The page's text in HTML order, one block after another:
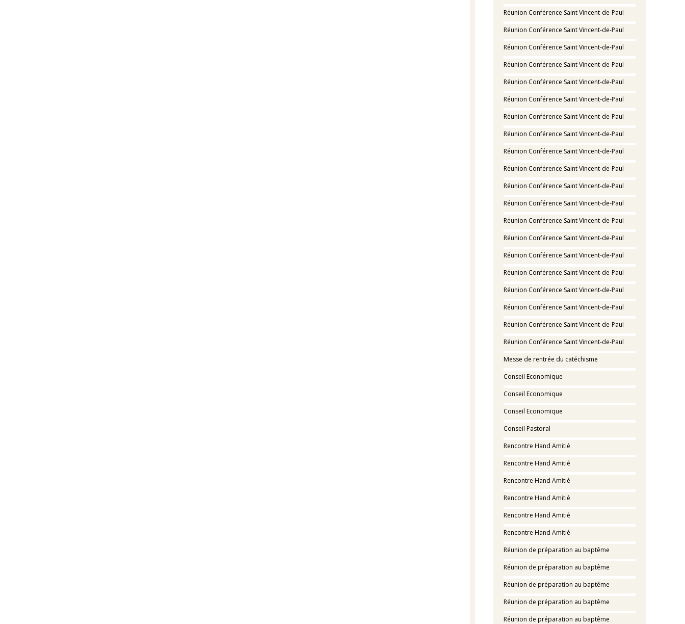
Réunion Conférence Saint Vincent-de-Paul
Réunion Conférence Saint Vincent-de-Paul
Réunion Conférence Saint Vincent-de-Paul
Réunion Conférence Saint Vincent-de-Paul
Réunion Conférence Saint Vincent-de-Paul
Réunion Conférence Saint Vincent-de-Paul
Réunion Conférence Saint Vincent-de-Paul
Réunion Conférence Saint Vincent-de-Paul
Réunion Conférence Saint Vincent-de-Paul
Réunion Conférence Saint Vincent-de-Paul
Réunion Conférence Saint Vincent-de-Paul
Réunion Conférence Saint Vincent-de-Paul
Réunion Conférence Saint Vincent-de-Paul
Réunion Conférence Saint Vincent-de-Paul
Réunion Conférence Saint Vincent-de-Paul
Réunion Conférence Saint Vincent-de-Paul
Réunion Conférence Saint Vincent-de-Paul
Réunion Conférence Saint Vincent-de-Paul
Réunion Conférence Saint Vincent-de-Paul
Réunion Conférence Saint Vincent-de-Paul
Messe de rentrée du catéchisme
Conseil Economique
Conseil Economique
Conseil Economique
Conseil Pastoral
Rencontre Hand Amitié
Rencontre Hand Amitié
Rencontre Hand Amitié
Rencontre Hand Amitié
Rencontre Hand Amitié
Rencontre Hand Amitié
Réunion de préparation au baptême
Réunion de préparation au baptême
Réunion de préparation au baptême
Réunion de préparation au baptême
Réunion de préparation au baptême